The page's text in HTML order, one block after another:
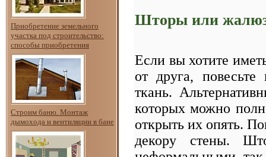
Приобретение земельного
участка под строительство:
способы приобретения
Строим баню. Монтаж
дымохода и вентиляции в бане
Шторы или
Если вы хотите
от друга,
ткань.
которых можно
открыть их опять.
декору стены.